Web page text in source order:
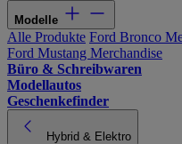
Modelle
Alle Produkte Ford Bronco
Ford Mustang Merchandise
Büro & Schreibwaren
Modellautos
Geschenkefinder
Hybrid & Elektro